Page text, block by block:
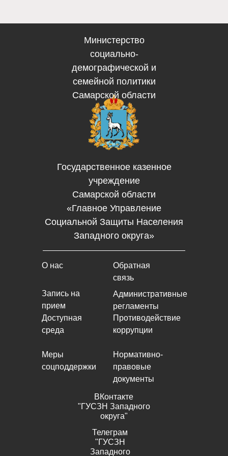
Министерство
социально-
демографической и
семейной политики
Самарской области
О нас
Противодействие
коррупции
Доступная
среда
Меры
соцподдержки
Обратная
связь
Административные
регламенты
Нормативно-
правовые
документы
Запись на
прием
ВКонтакте
"ГУСЗН Западного
округа"
Телеграм
"ГУСЗН
Западного
Государственное казенное
учреждение
Самарской области
«Главное Управление
Социальной Защиты Населения
Западного округа»